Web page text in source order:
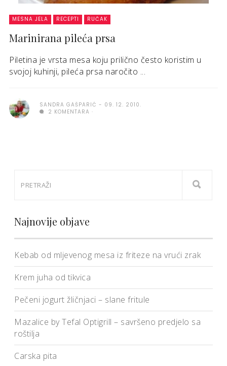
MESNA JELA RECEPTI RUČAK
Marinirana pileća prsa
Piletina je vrsta mesa koju prilično često koristim u
svojoj kuhinji, pileća prsa naročito ...
SANDRA GAŠPARIĆ
09. 12. 2010.
2 KOMENTARA
Najnovije objave
Kebab od mljevenog mesa iz friteze na vrući zrak
Krem juha od tikvica
Pečeni jogurt žličnjaci – slane fritule
Mazalice by Tefal Optigrill – savršeno predjelo sa
roštilja
Carska pita